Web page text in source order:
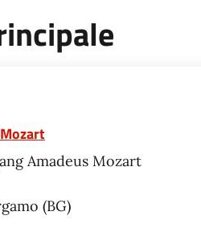
Amadeus Mozart
BG